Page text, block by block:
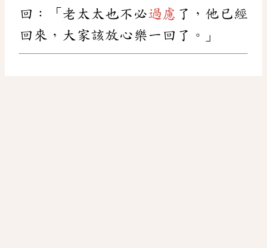
回：「老太太也不必過慮 了，他已經
回來，大家該放心樂一回了。」